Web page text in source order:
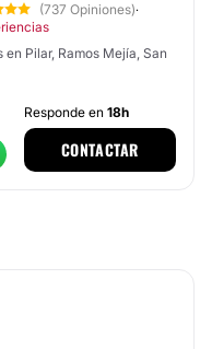
(737 Opiniones)·
en Pilar, Ramos Mejía, San
Responde en 18h
CONTACTAR